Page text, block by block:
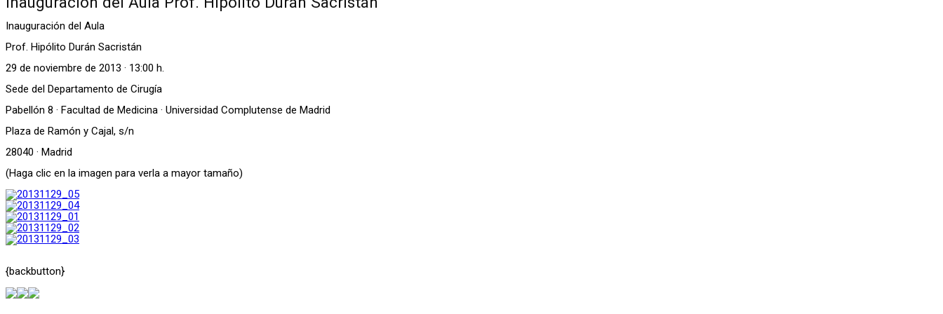
Inauguración del Aula
Prof. Hipólito Durán Sacristán
29 de noviembre de 2013 · 13:00 h.
Sede del Departamento de Cirugía
Pabellón 8 · Facultad de Medicina · Universidad Complutense de Madrid
Plaza de Ramón y Cajal, s/n
28040 · Madrid
(Haga clic en la imagen para verla a mayor tamaño)
{backbutton}